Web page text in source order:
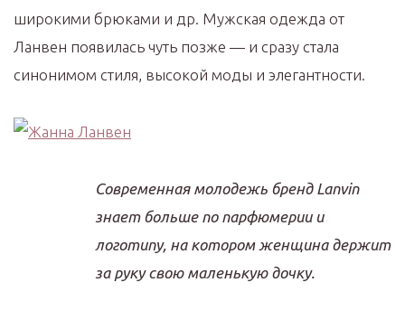
широкими брюками и др. Мужская одежда от
Ланвен появилась чуть позже — и сразу стала
синонимом стиля, высокой моды и элегантности.
Современная молодежь бренд Lanvin
знает больше по парфюмерии и
логотипу, на котором женщина держит
за руку свою маленькую дочку.